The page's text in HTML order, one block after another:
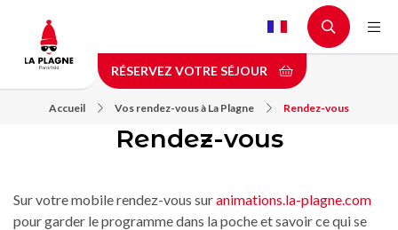
contenu
principal
RÉSERVEZ VOTRE SÉJOUR
Accueil Vos rendez-vous à La Plagne Rendez-vous
Rendez-vous
Sur votre mobile rendez-vous suranimations.la-plagne.com
pour garder le programme dans la poche et savoir ce qui se